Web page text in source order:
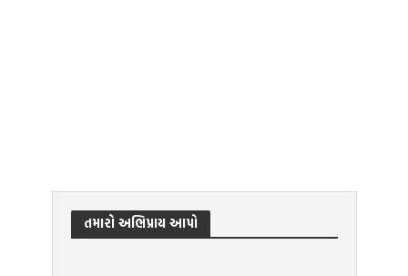
તમારો અભિપ્રાય આપો